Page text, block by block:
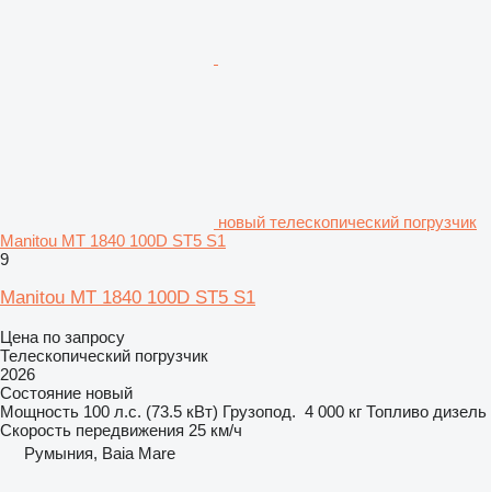
новый телескопический погрузчик
Manitou MT 1840 100D ST5 S1
9
Manitou MT 1840 100D ST5 S1
Цена по запросу
Телескопический погрузчик
2026
Состояние новый
Мощность 100 л.с. (73.5 кВт) Грузопод. 4 000 кг Топливо дизель
Скорость передвижения 25 км/ч
Румыния, Baia Mare